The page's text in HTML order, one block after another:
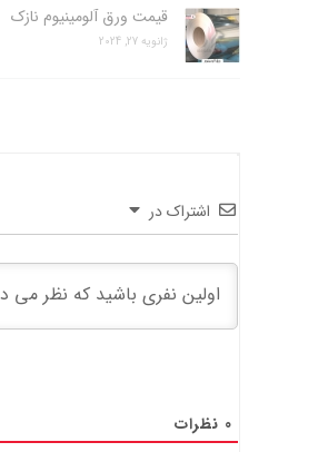
قیمت ورق آلومینیوم نازک
ژانویه 27, 2024
اشتراک در
0 نظرات